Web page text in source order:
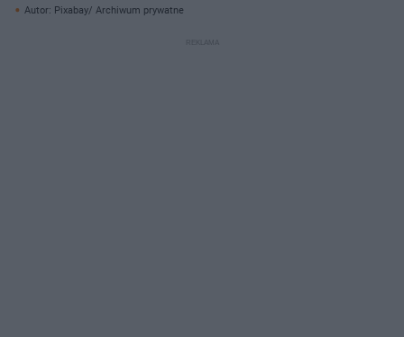
Autor: Pixabay/ Archiwum prywatne